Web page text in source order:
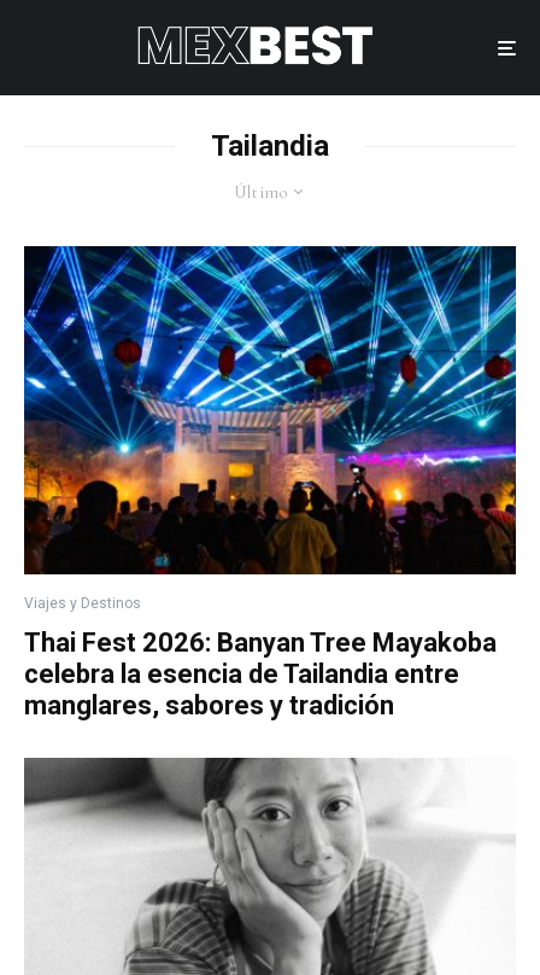
Tailandia
Último
Viajes y Destinos
Thai Fest 2026: Banyan Tree Mayakoba
celebra la esencia de Tailandia entre
manglares, sabores y tradición